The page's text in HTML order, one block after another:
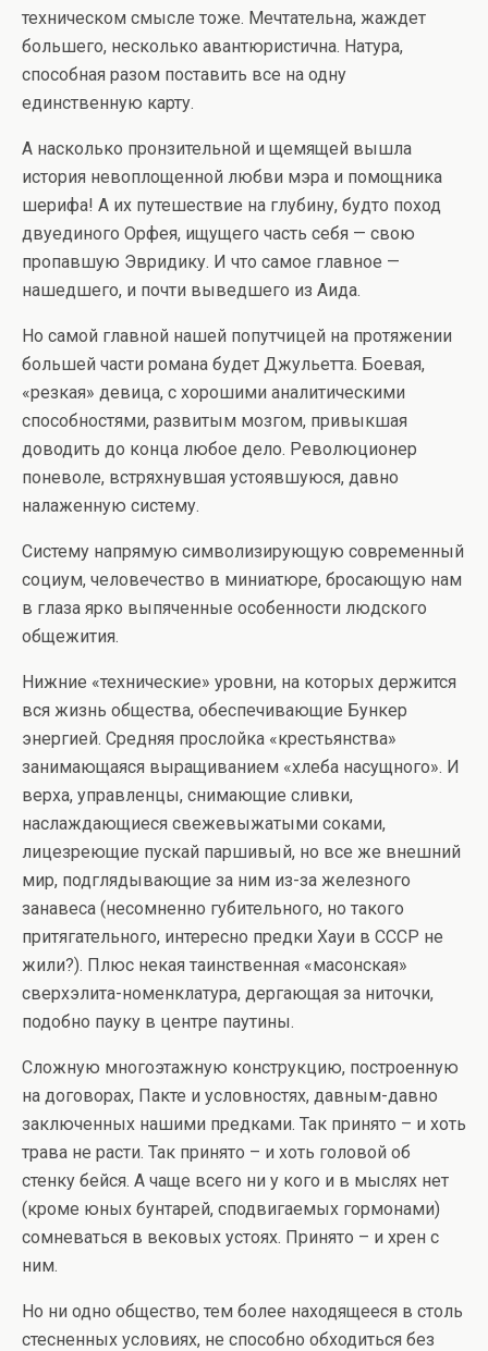
техническом смысле тоже. Мечтательна, жаждет
большего, несколько авантюристична. Натура,
способная разом поставить все на одну
единственную карту.
А насколько пронзительной и щемящей вышла
история невоплощенной любви мэра и помощника
шерифа! А их путешествие на глубину, будто поход
двуединого Орфея, ищущего часть себя — свою
пропавшую Эвридику. И что самое главное —
нашедшего, и почти выведшего из Аида.
Но самой главной нашей попутчицей на протяжении
большей части романа будет Джульетта. Боевая,
«резкая» девица, с хорошими аналитическими
способностями, развитым мозгом, привыкшая
доводить до конца любое дело. Революционер
поневоле, встряхнувшая устоявшуюся, давно
налаженную систему.
Систему напрямую символизирующую современный
социум, человечество в миниатюре, бросающую нам
в глаза ярко выпяченные особенности людского
общежития.
Нижние «технические» уровни, на которых держится
вся жизнь общества, обеспечивающие Бункер
энергией. Средняя прослойка «крестьянства»
занимающаяся выращиванием «хлеба насущного». И
верха, управленцы, снимающие сливки,
наслаждающиеся свежевыжатыми соками,
лицезреющие пускай паршивый, но все же внешний
мир, подглядывающие за ним из-за железного
занавеса (несомненно губительного, но такого
притягательного, интересно предки Хауи в СССР не
жили?). Плюс некая таинственная «масонская»
сверхэлита-номенклатура, дергающая за ниточки,
подобно пауку в центре паутины.
Сложную многоэтажную конструкцию, построенную
на договорах, Пакте и условностях, давным-давно
заключенных нашими предками. Так принято – и хоть
трава не расти. Так принято – и хоть головой об
стенку бейся. А чаще всего ни у кого и в мыслях нет
(кроме юных бунтарей, сподвигаемых гормонами)
сомневаться в вековых устоях. Принято – и хрен с
ним.
Но ни одно общество, тем более находящееся в столь
стесненных условиях, не способно обходиться без